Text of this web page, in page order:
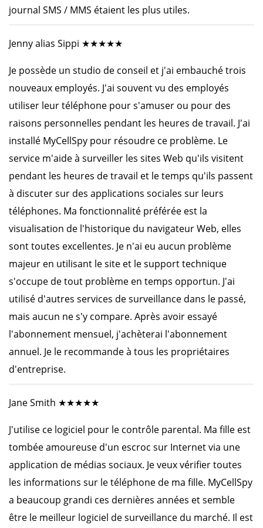
journal SMS / MMS étaient les plus utiles.
Jenny alias Sippi ★★★★★
Je possède un studio de conseil et j'ai embauché trois
nouveaux employés. J'ai souvent vu des employés
utiliser leur téléphone pour s'amuser ou pour des
raisons personnelles pendant les heures de travail. J'ai
installé MyCellSpy pour résoudre ce problème. Le
service m'aide à surveiller les sites Web qu'ils visitent
pendant les heures de travail et le temps qu'ils passent
à discuter sur des applications sociales sur leurs
téléphones. Ma fonctionnalité préférée est la
visualisation de l'historique du navigateur Web, elles
sont toutes excellentes. Je n'ai eu aucun problème
majeur en utilisant le site et le support technique
s'occupe de tout problème en temps opportun. J'ai
utilisé d'autres services de surveillance dans le passé,
mais aucun ne s'y compare. Après avoir essayé
l'abonnement mensuel, j'achèterai l'abonnement
annuel. Je le recommande à tous les propriétaires
d'entreprise.
Jane Smith ★★★★★
J'utilise ce logiciel pour le contrôle parental. Ma fille est
tombée amoureuse d'un escroc sur Internet via une
application de médias sociaux. Je veux vérifier toutes
les informations sur le téléphone de ma fille. MyCellSpy
a beaucoup grandi ces dernières années et semble
être le meilleur logiciel de surveillance du marché. Il est